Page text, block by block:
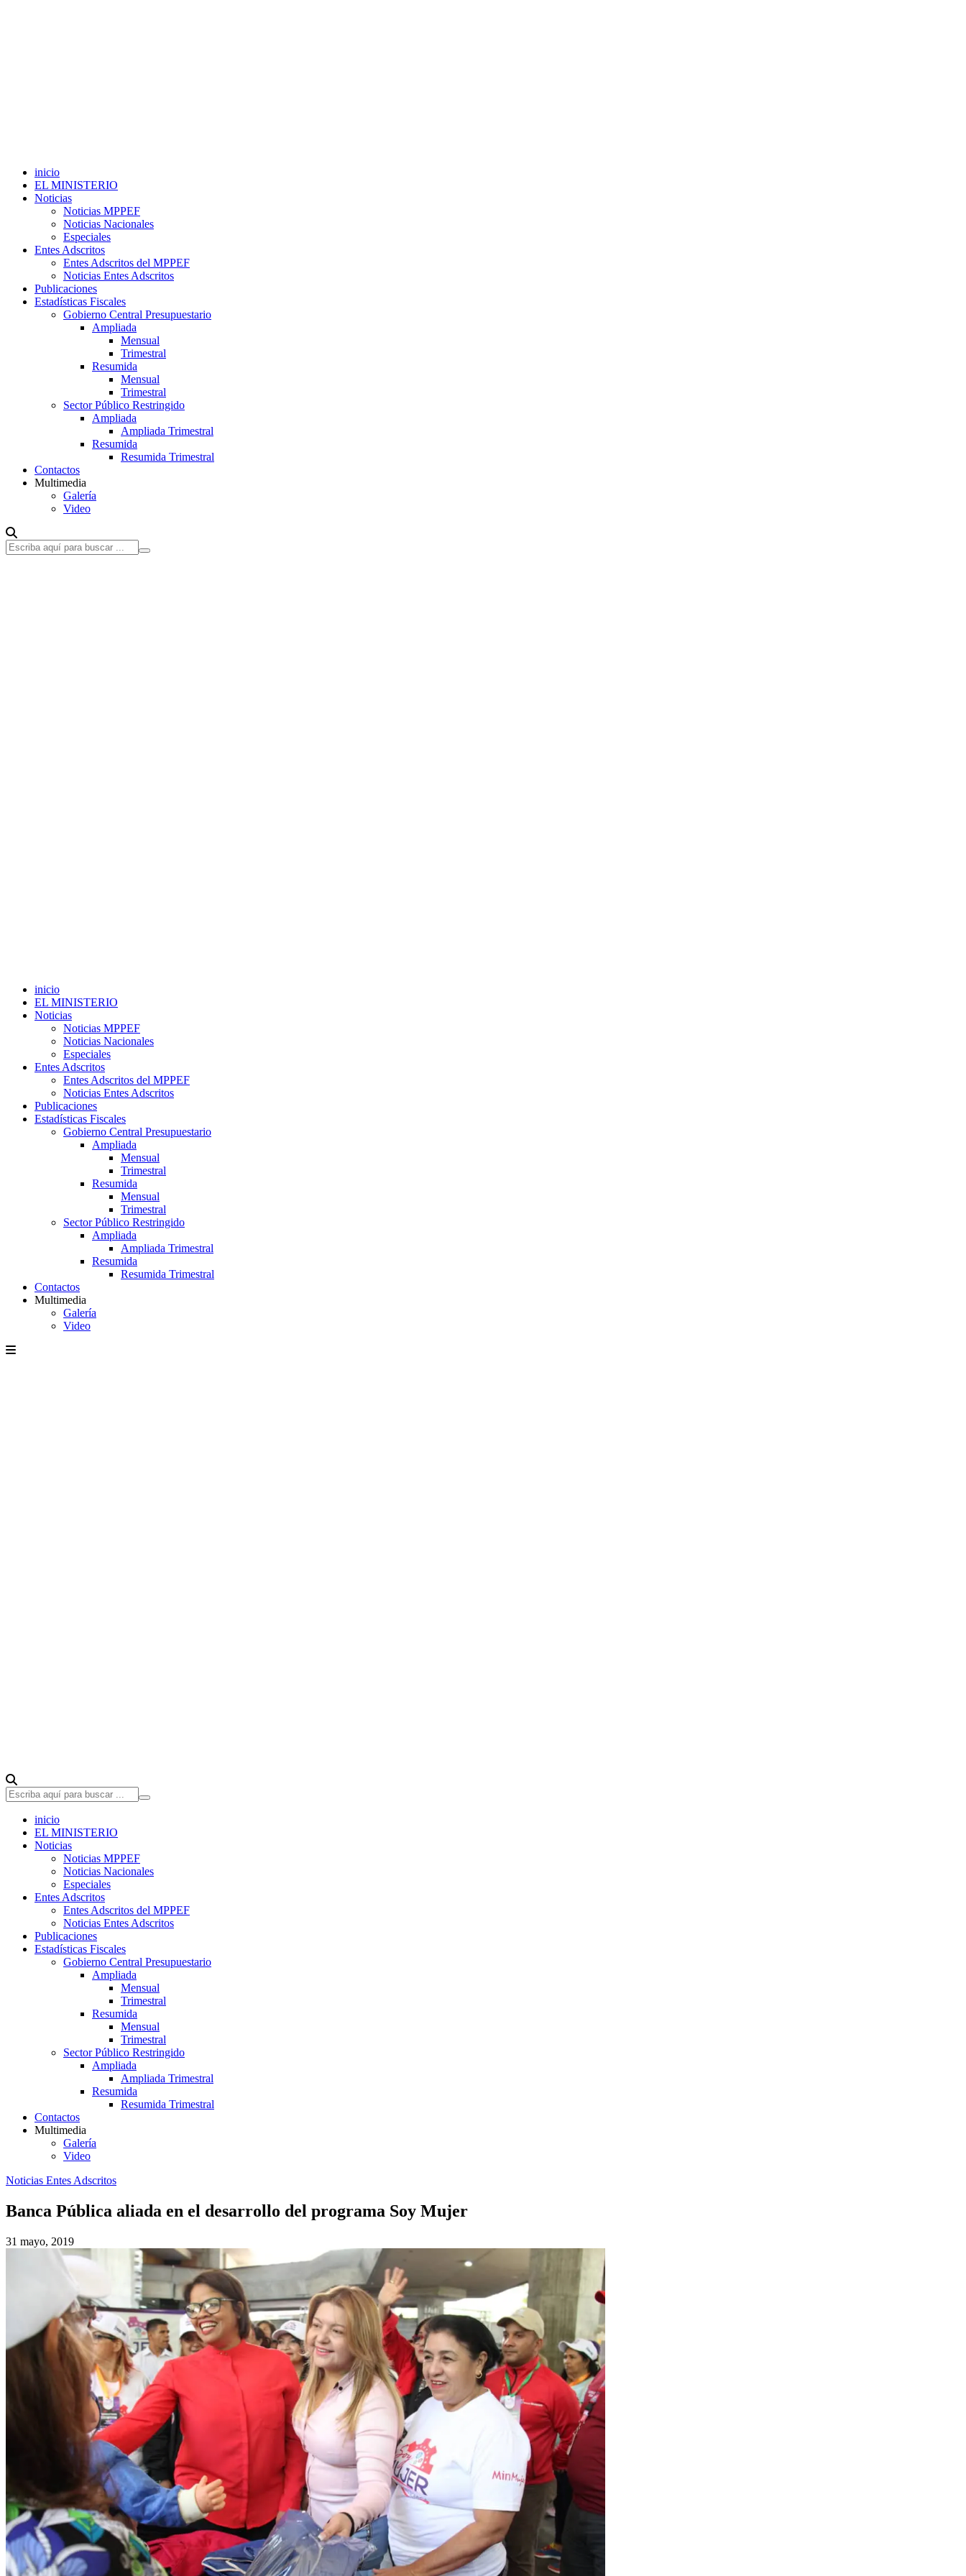
inicio
EL MINISTERIO
Noticias
Noticias MPPEF
Noticias Nacionales
Especiales
Entes Adscritos
Entes Adscritos del MPPEF
Noticias Entes Adscritos
Publicaciones
Estadísticas Fiscales
Gobierno Central Presupuestario
Ampliada
Mensual
Trimestral
Resumida
Mensual
Trimestral
Sector Público Restringido
Ampliada
Ampliada Trimestral
Resumida
Resumida Trimestral
Contactos
Multimedia
Galería
Video
inicio
EL MINISTERIO
Noticias
Noticias MPPEF
Noticias Nacionales
Especiales
Entes Adscritos
Entes Adscritos del MPPEF
Noticias Entes Adscritos
Publicaciones
Estadísticas Fiscales
Gobierno Central Presupuestario
Ampliada
Mensual
Trimestral
Resumida
Mensual
Trimestral
Sector Público Restringido
Ampliada
Ampliada Trimestral
Resumida
Resumida Trimestral
Contactos
Multimedia
Galería
Video
inicio
EL MINISTERIO
Noticias
Noticias MPPEF
Noticias Nacionales
Especiales
Entes Adscritos
Entes Adscritos del MPPEF
Noticias Entes Adscritos
Publicaciones
Estadísticas Fiscales
Gobierno Central Presupuestario
Ampliada
Mensual
Trimestral
Resumida
Mensual
Trimestral
Sector Público Restringido
Ampliada
Ampliada Trimestral
Resumida
Resumida Trimestral
Contactos
Multimedia
Galería
Video
Noticias Entes Adscritos
Banca Pública aliada en el desarrollo del programa Soy Mujer
31 mayo, 2019